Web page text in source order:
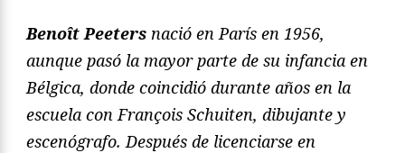
Benoît Peeters nació en París en 1956,
aunque pasó la mayor parte de su infancia en
Bélgica, donde coincidió durante años en la
escuela con François Schuiten, dibujante y
escenógrafo. Después de licenciarse en